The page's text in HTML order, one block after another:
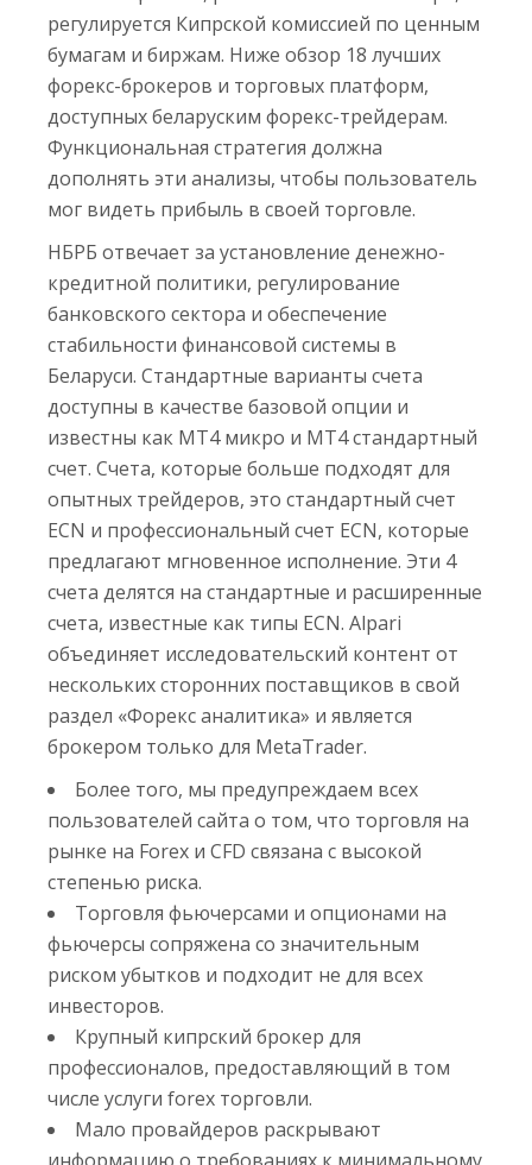
регулируется Кипрской комиссией по ценным
бумагам и биржам. Ниже обзор 18 лучших
форекс-брокеров и торговых платформ,
доступных беларуским форекс-трейдерам.
Функциональная стратегия должна
дополнять эти анализы, чтобы пользователь
мог видеть прибыль в своей торговле.
НБРБ отвечает за установление денежно-
кредитной политики, регулирование
банковского сектора и обеспечение
стабильности финансовой системы в
Беларуси. Стандартные варианты счета
доступны в качестве базовой опции и
известны как MT4 микро и MT4 стандартный
счет. Счета, которые больше подходят для
опытных трейдеров, это стандартный счет
ECN и профессиональный счет ECN, которые
предлагают мгновенное исполнение. Эти 4
счета делятся на стандартные и расширенные
счета, известные как типы ECN. Alpari
объединяет исследовательский контент от
нескольких сторонних поставщиков в свой
раздел «Форекс аналитика» и является
брокером только для MetaTrader.
Более того, мы предупреждаем всех
пользователей сайта о том, что торговля на
рынке на Forex и CFD связана с высокой
степенью риска.
Торговля фьючерсами и опционами на
фьючерсы сопряжена со значительным
риском убытков и подходит не для всех
инвесторов.
Крупный кипрский брокер для
профессионалов, предоставляющий в том
числе услуги forex торговли.
Мало провайдеров раскрывают